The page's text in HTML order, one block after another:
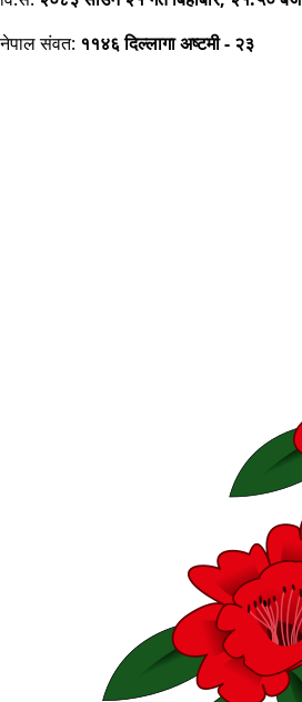
नेपाल संवत: ११४६ दिल्लागा अष्टमी - २३